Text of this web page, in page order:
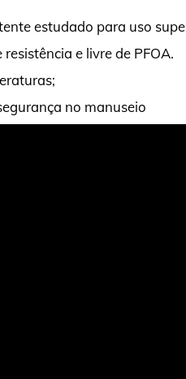
estudado para uso
e livre de PFOA.
no manuseio